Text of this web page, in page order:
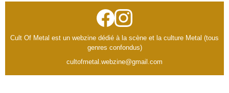
Cult Of Metal est un webzine dédié à la scène et la culture Metal (tous
genres confondus)
cultofmetal.webzine@gmail.com